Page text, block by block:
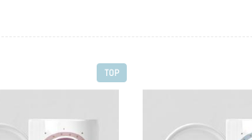
TOP